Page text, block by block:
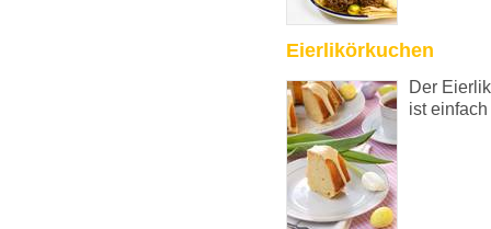
Eierlikörkuchen
Der
ist